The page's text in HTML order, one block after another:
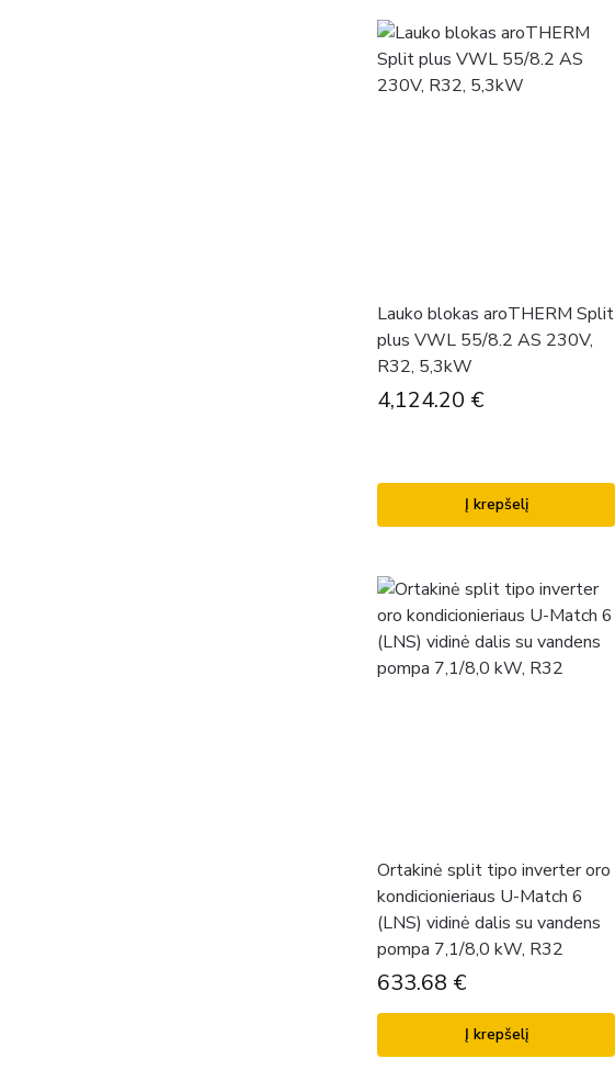
Lauko blokas aroTHERM Split
plus VWL 55/8.2 AS 230V,
R32, 5,3kW
4,124.20 €
Į krepšelį
Ortakinė split tipo inverter oro
kondicionieriaus U-Match 6
(LNS) vidinė dalis su vandens
pompa 7,1/8,0 kW, R32
633.68 €
Į krepšelį